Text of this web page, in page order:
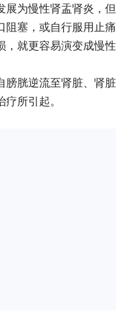
展为慢性肾盂肾炎，但
阻塞，或自行服用止痛
，就更容易演变成慢性
膀胱逆流至肾脏、肾脏
所引起。